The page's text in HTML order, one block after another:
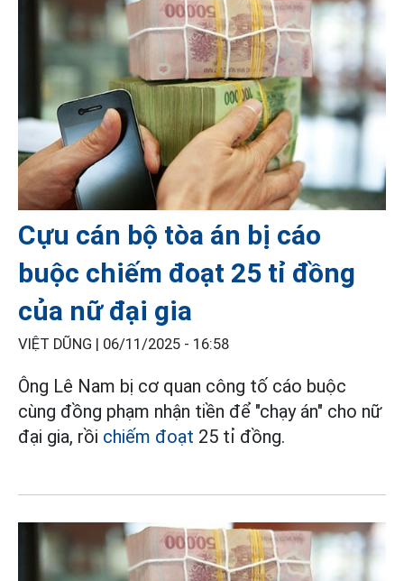
Cựu cán bộ tòa án bị cáo
buộc chiếm đoạt 25 tỉ đồng
của nữ đại gia
VIỆT DŨNG | 06/11/2025 - 16:58
Ông Lê Nam bị cơ quan công tố cáo buộc
cùng đồng phạm nhận tiền để "chạy án" cho nữ
đại gia, rồi chiếm đoạt 25 tỉ đồng.